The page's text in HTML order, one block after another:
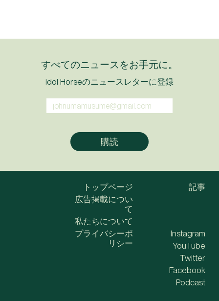
すべてのニュースをお手元に。
Idol Horseのニュースレターに登録
トップページ
広告掲載につい
て
私たちについて
記事
プライバシーポ
リシー
Instagram
YouTube
Twitter
Facebook
Podcast